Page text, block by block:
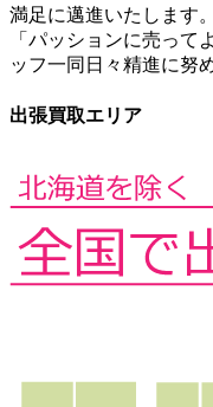
満足に邁進いたします。
「パッションに売って
ッフ一同日々精進に努
出張買取エリア